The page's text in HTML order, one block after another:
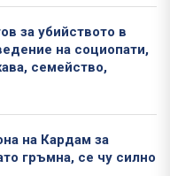
за убийството в
на социопати,
семейство,
на Кардам за
гръмна, се чу силно